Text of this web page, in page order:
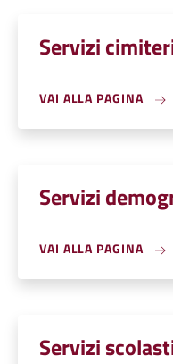
Servizi
VAI ALLA PAGINA
Servizi
VAI ALLA PAGINA
Servizi